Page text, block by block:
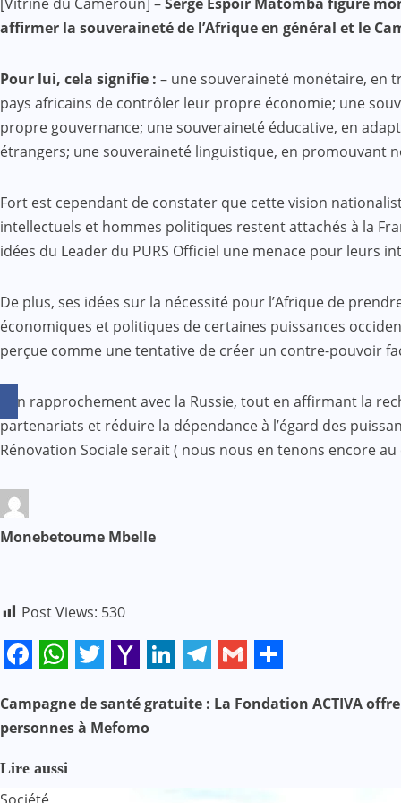
Mail
affirmer la souveraineté de l’Afrique en général et le
Pour lui, cela signifie : – une souveraineté monétaire, en
pays africains de contrôler leur propre économie; une
propre gouvernance; une souveraineté éducative, en
étrangers; une souveraineté linguistique, en promouvant
Fort est cependant de constater que cette vision
intellectuels et hommes politiques restent attachés à la
idées du Leader du PURS Officiel une menace pour leurs
De plus, ses idées sur la nécessité pour l’Afrique de
économiques et politiques de certaines puissances
perçue comme une tentative de créer un contre-pouvoir
Son rapprochement avec la Russie, tout en affirmant la
partenariats et réduire la dépendance à l’égard des
Rénovation Sociale serait ( nous nous en tenons encore
Monebetoume Mbelle
Post Views: 530
Mail
N
a
Campagne de santé gratuite : La Fondation ACTIVA
personnes à Mefomo
Lire aussi